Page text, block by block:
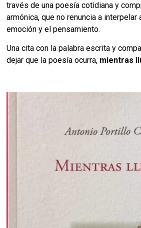
través de una poesía cotidiana y
armónica, que no renuncia a
emoción y el pensamiento.
Una cita con la palabra escrita y
dejar que la poesía ocurra, mientras